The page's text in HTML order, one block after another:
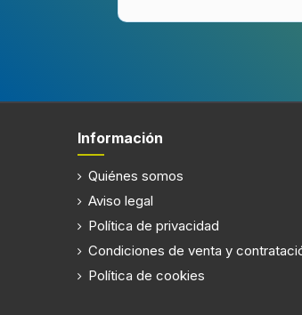
Información
Quiénes somos
Aviso legal
Política de privacidad
Condiciones de venta y
Política de cookies